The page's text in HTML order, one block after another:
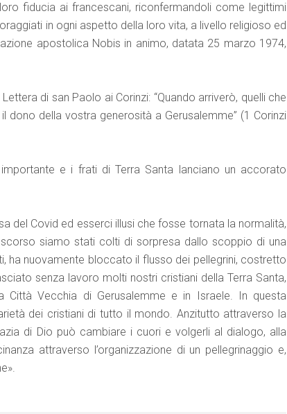
fiducia ai francescani, riconfermandoli come legittimi
in ogni aspetto della loro vita, a livello religioso ed
apostolica Nobis in animo, datata 25 marzo 1974,
di san Paolo ai Corinzi: “Quando arriverò, quelli che
della vostra generosità a Gerusalemme” (1 Corinzi
e i frati di Terra Santa lanciano un accorato
del Covid ed esserci illusi che fosse tornata la normalità,
siamo stati colti di sorpresa dallo scoppio di una
ha nuovamente bloccato il flusso dei pellegrini, costretto
senza lavoro molti nostri cristiani della Terra Santa,
Città Vecchia di Gerusalemme e in Israele. In questa
dei cristiani di tutto il mondo. Anzitutto attraverso la
di Dio può cambiare i cuori e volgerli al dialogo, alla
attraverso l’organizzazione di un pellegrinaggio e,